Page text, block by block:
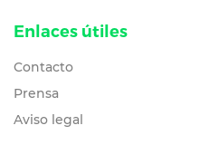
Enlaces útiles
Contacto
Prensa
Aviso legal